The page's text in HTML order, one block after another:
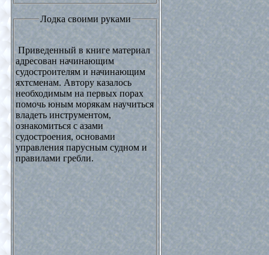
Лодка своими руками
Приведенный в книге материал
адресован начинающим
судостроителям и начинающим
яхтсменам. Автору казалось
необходимым на первых порах
помочь юным морякам научиться
владеть инструментом,
ознакомиться с азами
судостроения, основами
управления парусным судном и
правилами гребли.